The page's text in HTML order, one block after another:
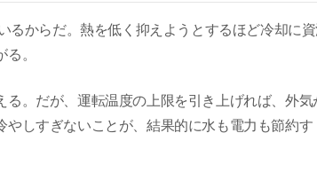
からだ。熱を低く抑えようとするほど冷却に
。
。だが、運転温度の上限を引き上げれば、外気
しすぎないことが、結果的に水も電力も節約す